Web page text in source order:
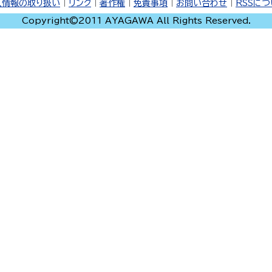
報の取り扱い リンク 著作権 免責事項 お問い合わせ RSSにつ
Copyright©2011 AYAGAWA All Rights Reserved.